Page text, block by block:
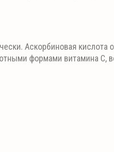
Аскорбиновая кислота
формами витамина С,